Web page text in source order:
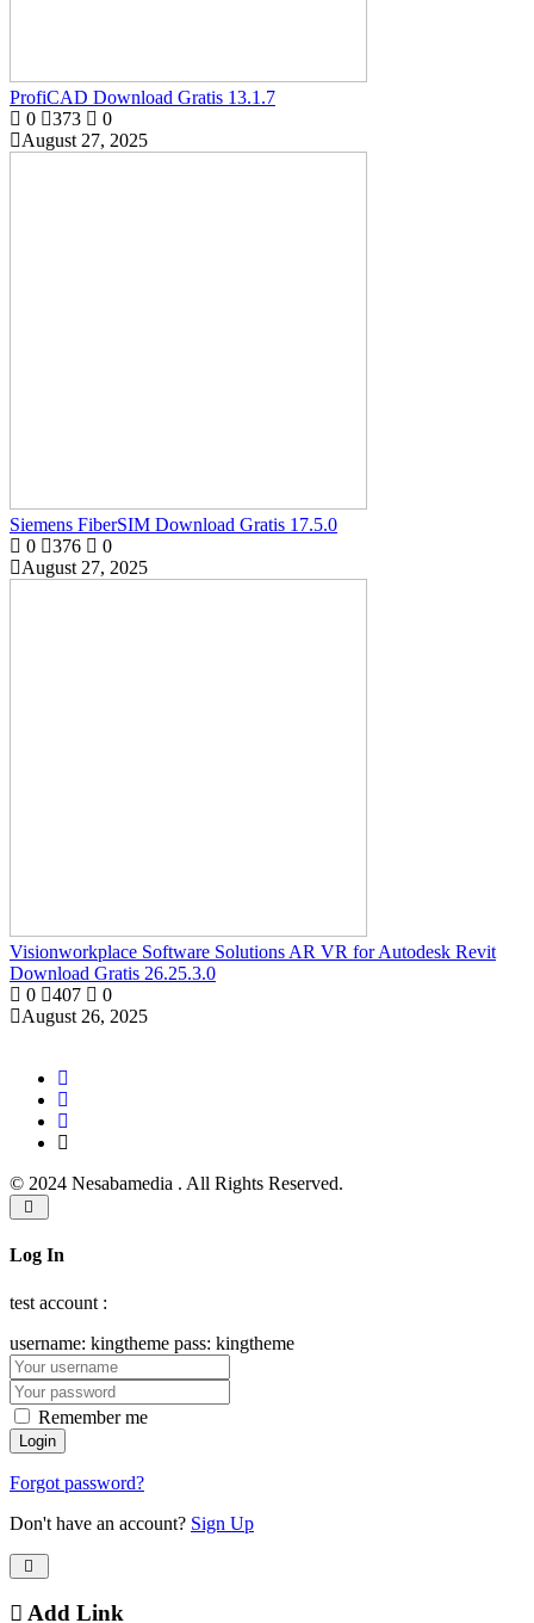
ProfiCAD Download Gratis 13.1.7
0
373
0
August 27, 2025
Siemens FiberSIM Download Gratis 17.5.0
0
376
0
August 27, 2025
Visionworkplace Software Solutions AR VR for Autodesk Revit
Download Gratis 26.25.3.0
0
407
0
August 26, 2025
© 2024 Nesabamedia . All Rights Reserved.
Log In
test account :
username: kingtheme pass: kingtheme
Remember me
Forgot password?
Don't have an account? Sign Up
Add Link